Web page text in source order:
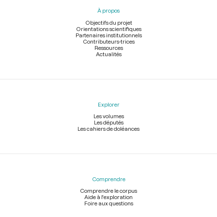
À propos
Objectifs du projet
Orientations scientifiques
Partenaires institutionnels
Contributeurs-trices
Ressources
Actualités
Explorer
Les volumes
Les députés
Les cahiers de doléances
Comprendre
Comprendre le corpus
Aide à l'exploration
Foire aux questions